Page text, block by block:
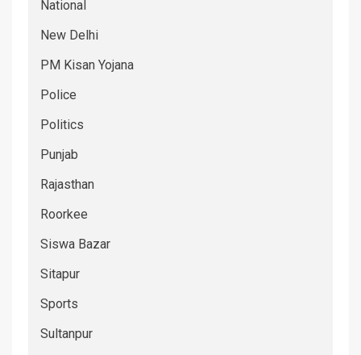
National
New Delhi
PM Kisan Yojana
Police
Politics
Punjab
Rajasthan
Roorkee
Siswa Bazar
Sitapur
Sports
Sultanpur